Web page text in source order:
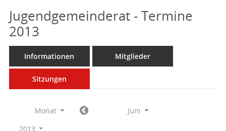
Jugendgemeinderat - Termine
2013
Informationen Mitglieder
Sitzungen
Monat
Juni
2013